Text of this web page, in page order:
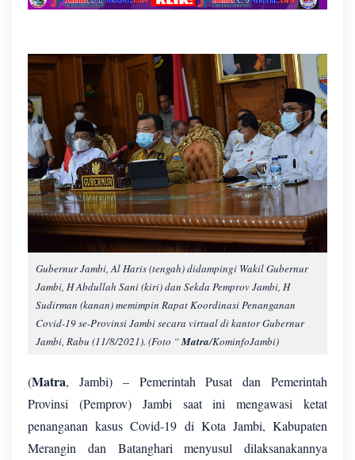
Gubernur Jambi, Al Haris (tengah) didampingi Wakil Gubernur
Jambi, H Abdullah Sani (kiri) dan Sekda Pemprov Jambi, H
Sudirman (kanan) memimpin Rapat Koordinasi Penanganan
Covid-19 se-Provinsi Jambi secara virtual di kantor Gubernur
Jambi, Rabu (11/8/2021). (Foto “Matra/KominfoJambi)
(Matra, Jambi) – Pemerintah Pusat dan Pemerintah
Provinsi (Pemprov) Jambi saat ini mengawasi ketat
penanganan kasus Covid-19 di Kota Jambi, Kabupaten
Merangin dan Batanghari menyusul dilaksanakannya